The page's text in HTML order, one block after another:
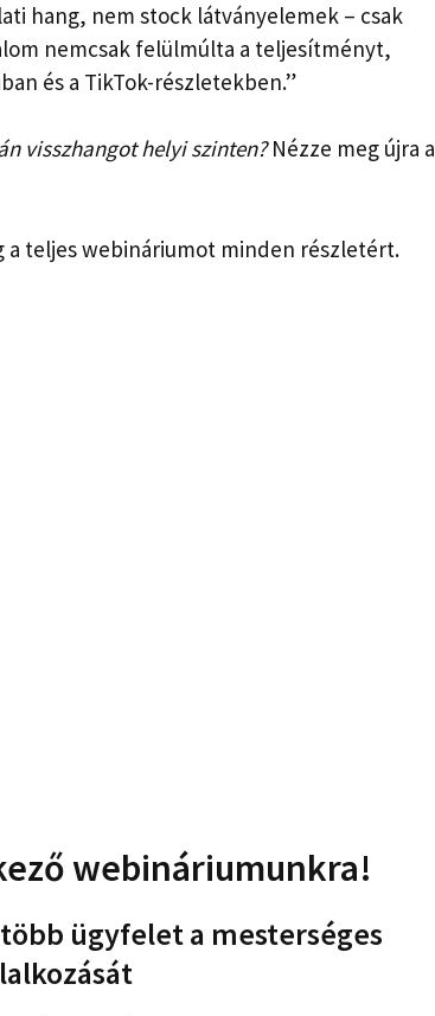
hang, nem stock látványelemek – csak
nemcsak felülmúlta a teljesítményt,
és a TikTok-részletekben.”
visszhangot helyi szinten? Nézze meg újra a
a teljes webináriumot minden részletért.
webináriumunkra!
ügyfelet a mesterséges